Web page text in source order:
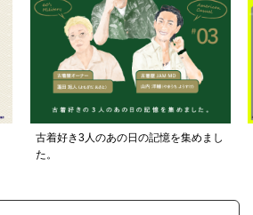
古着好き3人のあの日の記憶を集めまし
た。